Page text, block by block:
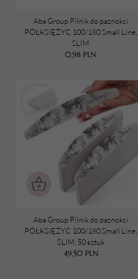
Aba Group Pilnik do paznokci
PÓŁKSIĘŻYC 100/180 Small Line,
SLIM
0,98 PLN
Aba Group Pilnik do paznokci
PÓŁKSIĘŻYC 100/180 Small Line,
SLIM, 50 sztuk
49,50 PLN